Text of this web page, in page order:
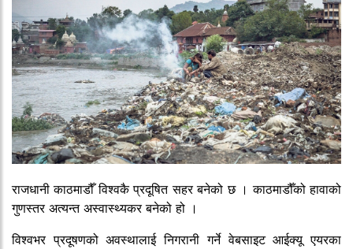
राजधानी काठमाडौँ विश्वकै प्रदूषित सहर बनेको छ । काठमाडौँको हावाको
गुणस्तर अत्यन्त अस्वास्थ्यकर बनेको हो ।
विश्वभर प्रदूषणको अवस्थालाई निगरानी गर्ने वेबसाइट आईक्यू एयरका